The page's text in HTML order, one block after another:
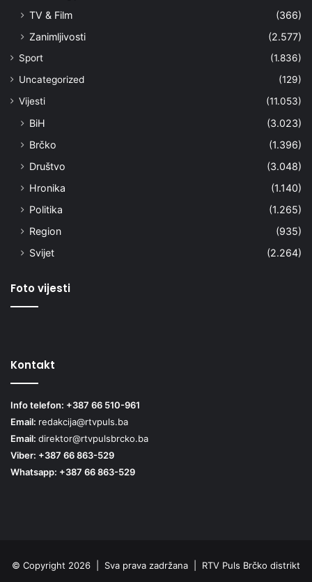
TV & Film
(366)
Zanimljivosti
(2.577)
Sport
(1.836)
Uncategorized
(129)
Vijesti
(11.053)
BiH
(3.023)
Brčko
(1.396)
Društvo
(3.048)
Hronika
(1.140)
Politika
(1.265)
Region
(935)
Svijet
(2.264)
Foto vijesti
Kontakt
Info telefon: +387 66 510-961
Email: redakcija@rtvpuls.ba
Email: direktor@rtvpulsbrcko.ba
Viber: +387 66 863-529
Whatsapp: +387 66 863-529
© Copyright 2026 | Sva prava zadržana | RTV Puls Brčko distrikt